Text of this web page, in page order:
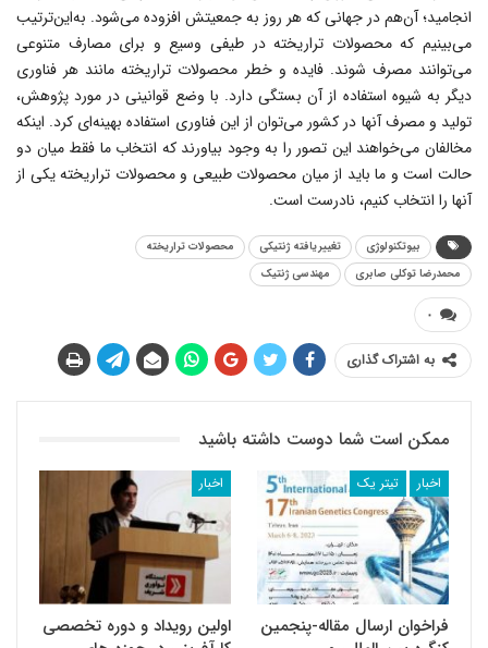
انجامید؛ آن‌هم در جهانى که هر روز به جمعیتش افزوده مى‌شود. به‌این‌ترتیب
مى‌بینیم که محصولات تراریخته در طیفی وسیع و براى مصارف متنوعى
مى‌توانند مصرف شوند. فایده و خطر محصولات تراریخته مانند هر فناورى
دیگر به شیوه استفاده از آن بستگى دارد. با وضع قوانینى در مورد پژوهش،
تولید و مصرف آنها در کشور مى‌توان از این فناورى استفاده بهینه‌ای کرد. اینکه
مخالفان مى‌خواهند این تصور را به وجود بیاورند که انتخاب ما فقط میان دو
حالت است و ما باید از میان محصولات طبیعى و محصولات تراریخته یکى از
آنها را انتخاب کنیم، نادرست است.
بیوتکنولوژی تغییریافته ژنتیکی
محصولات تراریخته
محمدرضا توکلی صابری
مهندسی ژنتیک
۰
به اشتراک گذاری
ممکن است شما دوست داشته باشید
اخبار تیتر یک
فراخوان ارسال مقاله-پنجمین
اخبار
اولین رویداد و دوره تخصصی